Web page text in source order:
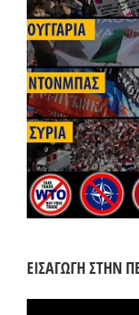
ΕΙΣΑΓΩΓΗ ΣΤΗΝ